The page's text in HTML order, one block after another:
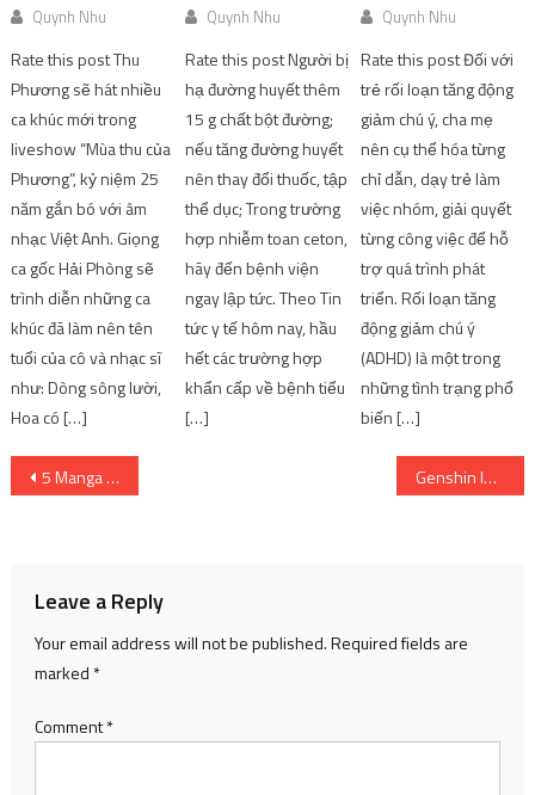
Quynh Nhu
Rate this post Thu
Phương sẽ hát nhiều
ca khúc mới trong
liveshow “Mùa thu của
Phương”, kỷ niệm 25
năm gắn bó với âm
nhạc Việt Anh. Giọng
ca gốc Hải Phòng sẽ
trình diễn những ca
khúc đã làm nên tên
tuổi của cô và nhạc sĩ
như: Dòng sông lười,
Hoa có […]
Quynh Nhu
Rate this post Người bị
hạ đường huyết thêm
15 g chất bột đường;
nếu tăng đường huyết
nên thay đổi thuốc, tập
thể dục; Trong trường
hợp nhiễm toan ceton,
hãy đến bệnh viện
ngay lập tức. Theo Tin
tức y tế hôm nay, hầu
hết các trường hợp
khẩn cấp về bệnh tiểu
[…]
Quynh Nhu
Rate this post Đối với
trẻ rối loạn tăng động
giảm chú ý, cha mẹ
nên cụ thể hóa từng
chỉ dẫn, dạy trẻ làm
việc nhóm, giải quyết
từng công việc để hỗ
trợ quá trình phát
triển. Rối loạn tăng
động giảm chú ý
(ADHD) là một trong
những tình trạng phổ
biến […]
Post
5 Manga có Anime vào năm 2023 Genshin Impact: Nguyên liệu, Tài năng và Kỹ năng của Candace | SharingFunVN
Leave a Reply
Your email address will not be published.Required fields are
marked *
Comment*